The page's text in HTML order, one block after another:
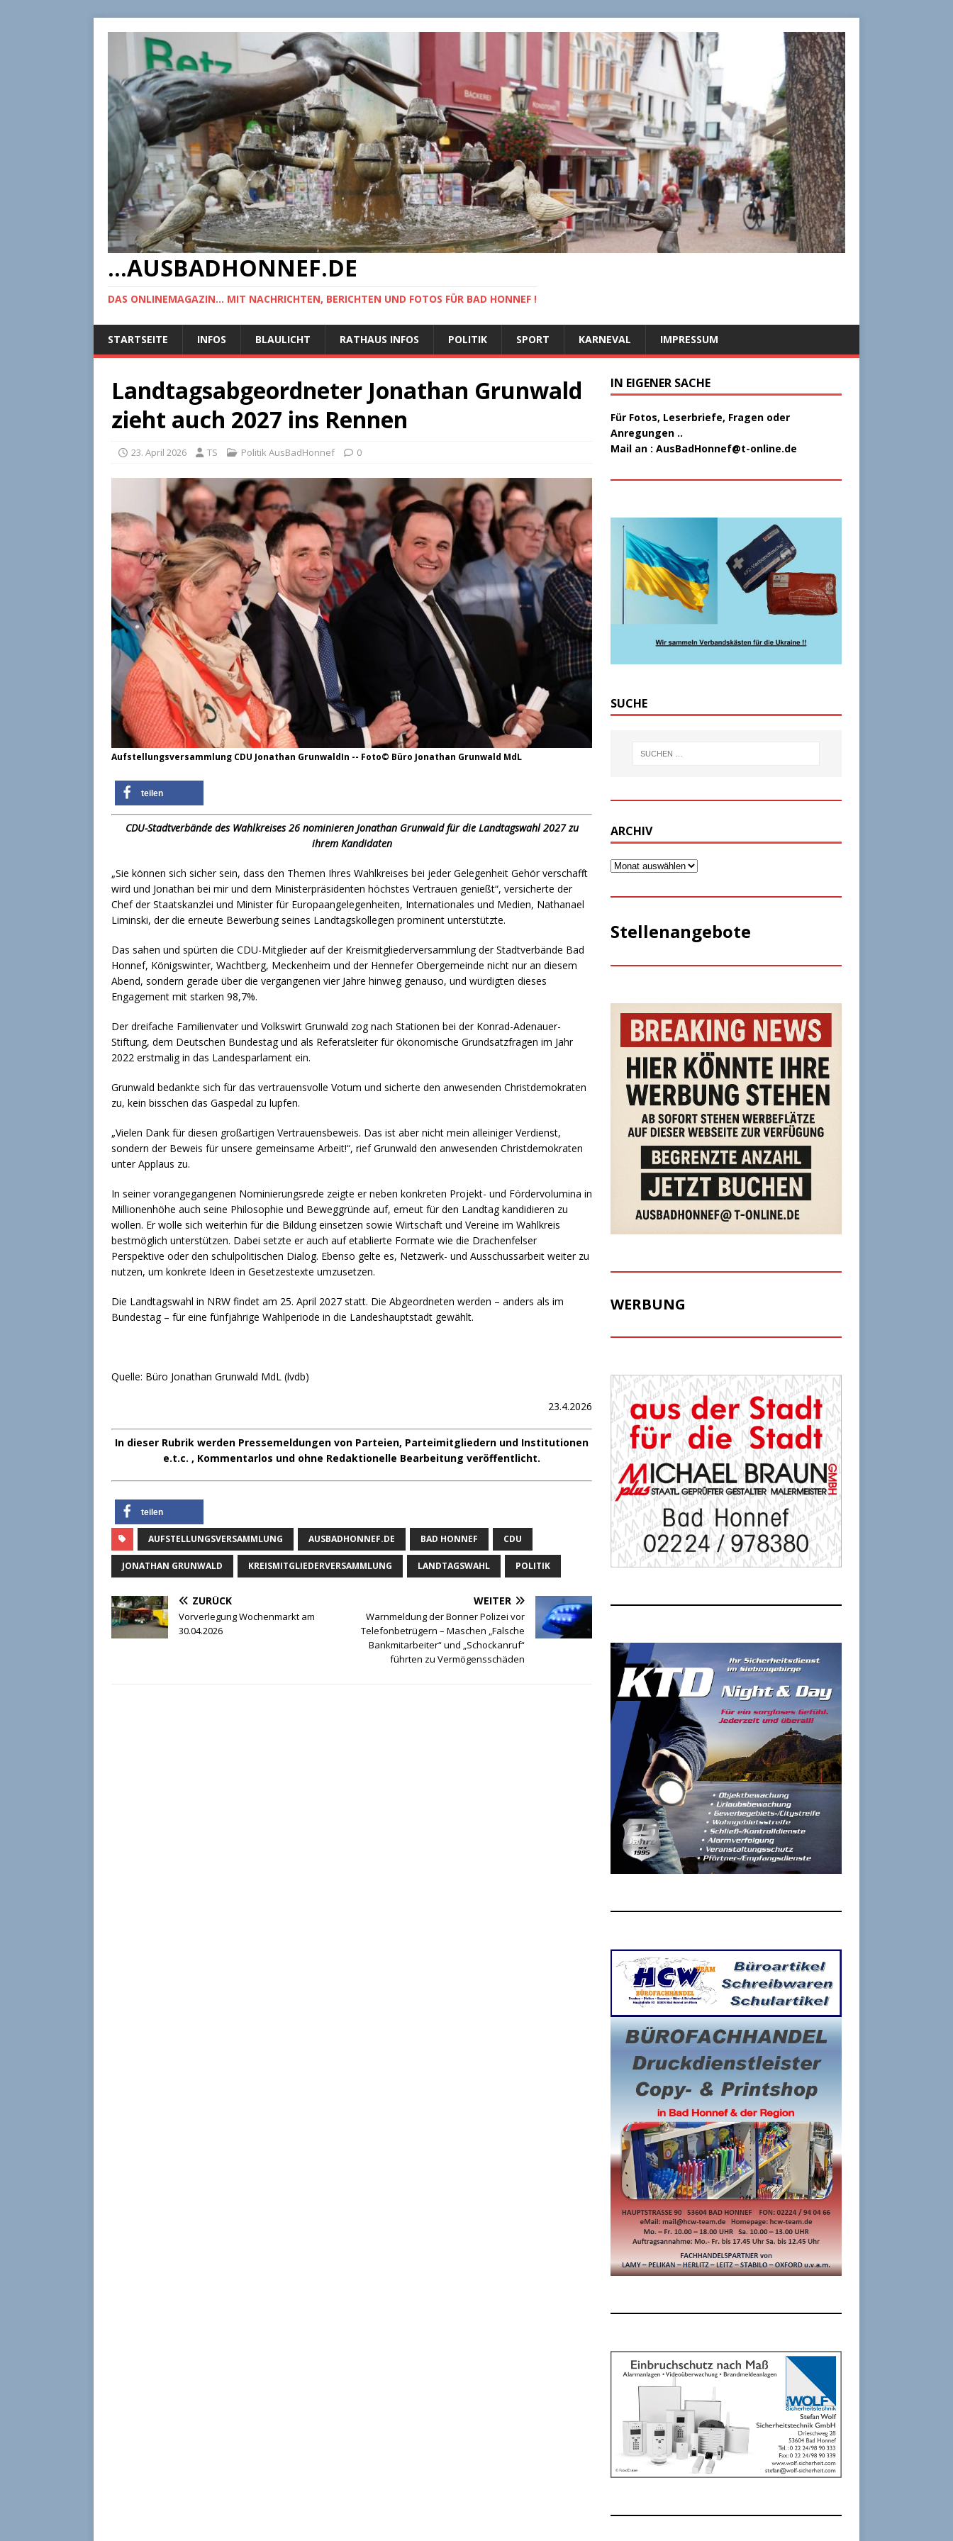
...AUSBADHONNEF.DE
DAS ONLINEMAGAZIN... MIT NACHRICHTEN, BERICHTEN UND FOTOS FÜR BAD HONNEF !
STARTSEITE INFOS BLAULICHT RATHAUS INFOS POLITIK SPORT KARNEVAL IMPRESSUM
Landtagsabgeordneter Jonathan Grunwald
zieht auch 2027 ins Rennen
23. April 2026 TS Politik AusBadHonnef 0
Aufstellungsversammlung CDU Jonathan GrunwaldIn -- Foto© Büro Jonathan Grunwald MdL
teilen
CDU-Stadtverbände des Wahlkreises 26 nominieren Jonathan Grunwald für die Landtagswahl 2027 zu
ihrem Kandidaten
„Sie können sich sicher sein, dass den Themen Ihres Wahlkreises bei jeder Gelegenheit Gehör verschafft
wird und Jonathan bei mir und dem Ministerpräsidenten höchstes Vertrauen genießt“, versicherte der
Chef der Staatskanzlei und Minister für Europaangelegenheiten, Internationales und Medien, Nathanael
Liminski, der die erneute Bewerbung seines Landtagskollegen prominent unterstützte.
Das sahen und spürten die CDU-Mitglieder auf der Kreismitgliederversammlung der Stadtverbände Bad
Honnef, Königswinter, Wachtberg, Meckenheim und der Hennefer Obergemeinde nicht nur an diesem
Abend, sondern gerade über die vergangenen vier Jahre hinweg genauso, und würdigten dieses
Engagement mit starken 98,7%.
Der dreifache Familienvater und Volkswirt Grunwald zog nach Stationen bei der Konrad-Adenauer-
Stiftung, dem Deutschen Bundestag und als Referatsleiter für ökonomische Grundsatzfragen im Jahr
2022 erstmalig in das Landesparlament ein.
Grunwald bedankte sich für das vertrauensvolle Votum und sicherte den anwesenden Christdemokraten
zu, kein bisschen das Gaspedal zu lupfen.
„Vielen Dank für diesen großartigen Vertrauensbeweis. Das ist aber nicht mein alleiniger Verdienst,
sondern der Beweis für unsere gemeinsame Arbeit!“, rief Grunwald den anwesenden Christdemokraten
unter Applaus zu.
In seiner vorangegangenen Nominierungsrede zeigte er neben konkreten Projekt- und Fördervolumina in
Millionenhöhe auch seine Philosophie und Beweggründe auf, erneut für den Landtag kandidieren zu
wollen. Er wolle sich weiterhin für die Bildung einsetzen sowie Wirtschaft und Vereine im Wahlkreis
bestmöglich unterstützen. Dabei setzte er auch auf etablierte Formate wie die Drachenfelser
Perspektive oder den schulpolitischen Dialog. Ebenso gelte es, Netzwerk- und Ausschussarbeit weiter zu
nutzen, um konkrete Ideen in Gesetzestexte umzusetzen.
Die Landtagswahl in NRW findet am 25. April 2027 statt. Die Abgeordneten werden – anders als im
Bundestag – für eine fünfjährige Wahlperiode in die Landeshauptstadt gewählt.
Quelle: Büro Jonathan Grunwald MdL (lvdb)
23.4.2026
In dieser Rubrik werden Pressemeldungen von Parteien, Parteimitgliedern und Institutionen
e.t.c. , Kommentarlos und ohne Redaktionelle Bearbeitung veröffentlicht.
teilen
AUFSTELLUNGSVERSAMMLUNG AUSBADHONNEF.DE BAD HONNEF CDU
JONATHAN GRUNWALD KREISMITGLIEDERVERSAMMLUNG LANDTAGSWAHL POLITIK
ZURÜCK
Vorverlegung Wochenmarkt am
30.04.2026
WEITER
Warnmeldung der Bonner Polizei vor
Telefonbetrügern – Maschen „Falsche
Bankmitarbeiter“ und „Schockanruf“
führten zu Vermögensschäden
IN EIGENER SACHE
Für Fotos, Leserbriefe, Fragen oder
Anregungen ..
Mail an : AusBadHonnef@t-online.de
SUCHE
ARCHIV
Stellenangebote
WERBUNG